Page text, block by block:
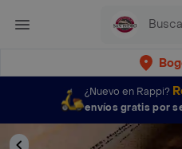
¿Nuevo en Rappi?
envíos gratis por